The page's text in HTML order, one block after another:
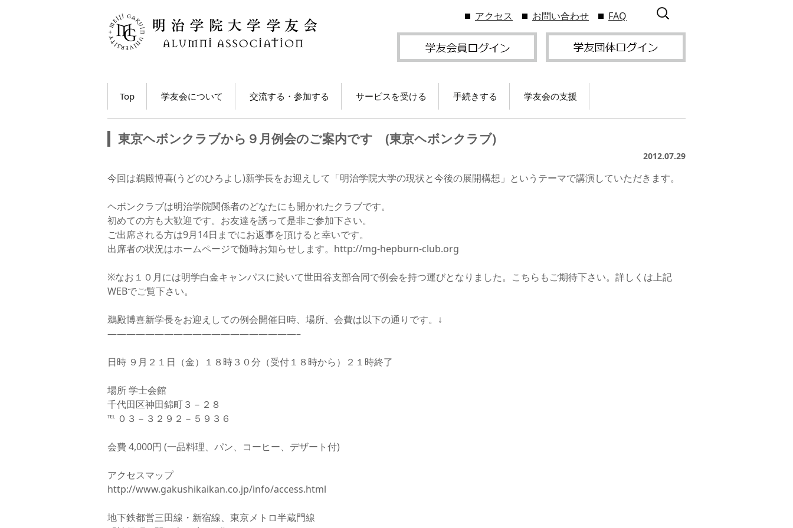
アクセス お問い合わせ FAQ
検
索:
テ
ン
ツ
移
Top 学友会について
学長・学友会会長メッ
セージ
学友会の活動とは？
学友会員について
学友会費および納入方
法
交流する・参加する
各地学友会
MGクリスマスプレゼン
ト（無料）に応募しよ
大学のイベント情報
学部によるOB・OG活
動
学友団体一覧
サービスを受ける
図書館の利用
卒業生メールサービス 卒業生メールサービス
各種サービス
Ａ会員サービス
手続きする
住所等変更について
各種証明書の発行
学友団体の登録・サー
ビス案内
学友会で発行している
ID・パスワードについ
学友会の支援
卒業記念パーティー開
東京ヘボンクラブから９月例会のご案内です (東京ヘボンクラブ)
2012.07.29
今回は鵜殿博喜(うどのひろよし)新学長をお迎えして「明治学院大学の現状と今後の展開構想」というテーマで講演していただきます。
ヘボンクラブは明治学院関係者のどなたにも開かれたクラブです。
初めての方も大歓迎です。お友達を誘って是非ご参加下さい。
ご出席される方は9月14日までにお返事を頂けると幸いです。
出席者の状況はホームページで随時お知らせします。http://mg-hepburn-club.org
※なお１０月には明学白金キャンパスに於いて世田谷支部合同で例会を持つ運びとなりました。こちらもご期待下さい。詳しくは上記
WEBでご覧下さい。
鵜殿博喜新学長をお迎えしての例会開催日時、場所、会費は以下の通りです。↓
————————————————————–
日時 ９月２１日（金）１８時３０分（受付１８時から）２１時終了
場所 学士会館
千代田区神田錦町３－２８
℡ ０３－３２９２－５９３６
会費 4,000円 (一品料理、パン、コーヒー、デザート付)
アクセスマップ
http://www.gakushikaikan.co.jp/info/access.html
地下鉄都営三田線・新宿線、東京メトロ半蔵門線